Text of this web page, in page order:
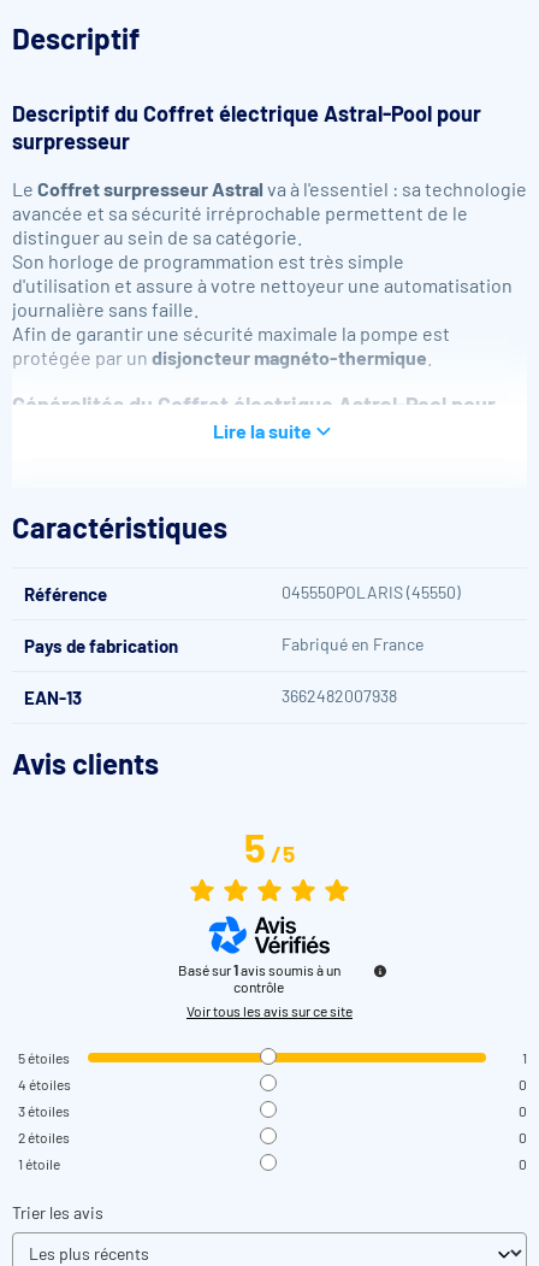
Descriptif
Descriptif du Coffret électrique Astral-Pool pour
surpresseur
Le Coffret surpresseur Astral va à l'essentiel : sa technologie
avancée et sa sécurité irréprochable permettent de le
distinguer au sein de sa catégorie.
Son horloge de programmation est très simple
d'utilisation et assure à votre nettoyeur une automatisation
journalière sans faille.
Afin de garantir une sécurité maximale la pompe est
protégée par un disjoncteur magnéto-thermique
Généralités du Coffret électrique Astral-Pool pour
Mono ou triphasé
Commandes : Auto / manuel / arrêt
Pour votre sécurité, ce coffret électrique doit être installé par
Lire la suite
Caractéristiques
Référence 045550POLARIS (45550)
Pays de fabrication Fabriqué en France
EAN-13 3662482007938
Avis clients
5/5
Basé sur1avis soumis à un
contrôle
Voir tous les avis sur ce site
5étoiles
1
4 étoiles
0
3étoiles
0
2étoiles
0
1 étoile 0
Trier les avis